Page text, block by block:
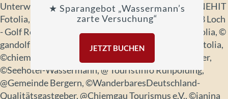
★ Sparangebot „Wassermann’s
zarte Versuchung“
JETZT BUCHEN
Unterwössen, ©Gut Immling, @Sabine Fritsch, © SNEHIT
Fotolia, ©DEHOGA-Bayern, © Bernd S. Fotolia, ©18 Loch
- Golf Resort Achental, © Andreas Haertle Golf_Fotolia, ©
gandolf Fotolia, © Freesurf - Fotolia, © PhotoSG - Fotolia,
©chiemgau-tourismus e.v., @Günter Standl, @Stadler,
©Seehotel-Wassermann, @ Touristinfo Ruhpolding,
@Gemeinde Bergern, ©WanderbaresDeutschland-
Qualitätsgastgeber, @Chiemgau Tourismus e.V., ©janina